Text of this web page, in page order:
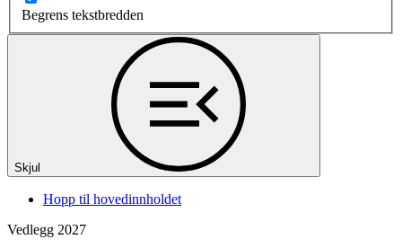
Begrens tekstbredden
Skjul
Hopp til hovedinnholdet
Vedlegg 2027